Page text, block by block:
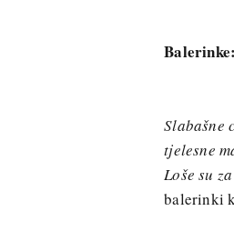
Slabašne
tjelesne
Loše su
balerinki